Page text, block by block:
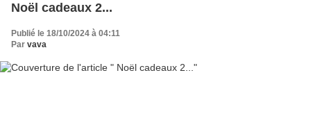
Noël cadeaux 2...
Publié le 18/10/2024 à 04:11
Par vava